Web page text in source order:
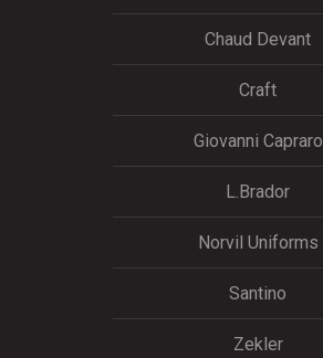
Chaud Devant
Craft
Giovanni Capraro
L.Brador
Norvil Uniforms
Santino
Zekler